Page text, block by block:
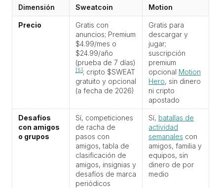
Dimensión Sweatcoin Motion
Precio
Gratis con
anuncios; Premium
$4.99/mes o
$24.99/año
(prueba de 7 días)
[5] ; cripto $SWEAT
gratuito y opcional
(a fecha de 2026)
Gratis para
descargar y
jugar;
suscripción
premium
opcional Motion
Hero, sin dinero
ni cripto
apostado
Desafíos
con amigos
o grupos
Sí, competiciones
de racha de
pasos con
amigos, tabla de
clasificación de
amigos, insignias y
desafíos de marca
periódicos
Sí, batallas de
actividad
semanales con
amigos, familia y
equipos, sin
dinero de por
medio